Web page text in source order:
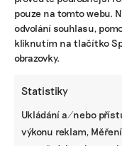
pouze na tomto webu.
odvolání souhlasu,
kliknutím na tlačítko
obrazovky.
Statistiky
Ukládání a/nebo
výkonu reklam,
ODEBÍREJTE NÁŠ